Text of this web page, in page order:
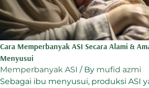
Cara Memperbanyak ASI Secara Alami &
Menyusui
Memperbanyak ASI / By mufid azmi
Sebagai ibu menyusui, produksi ASI